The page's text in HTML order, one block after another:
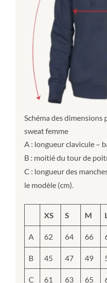
Schéma des dimensions
sweat femme
A : longueur clavicule –
B : moitié du tour de
C : longueur des
le modèle (cm).
XS S M
A 62 64 66
B 45 47 49
C 61 63 65